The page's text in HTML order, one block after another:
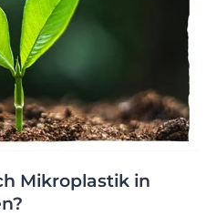
Mikroplastik in